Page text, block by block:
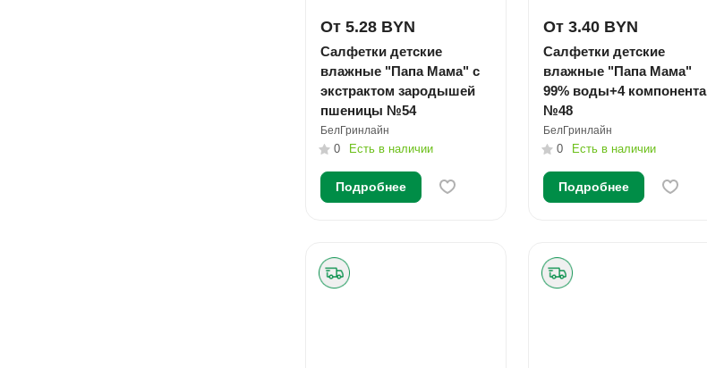
От 5.28 BYN
Салфетки детские
влажные "Папа Мама" с
экстрактом зародышей
пшеницы №54
БелГринлайн
0 Есть в наличии
Подробнее
От 3.40 BYN
Салфетки детские
влажные "Папа Мама"
99% воды+4 компонента
№48
БелГринлайн
0 Есть в наличии
Подробнее